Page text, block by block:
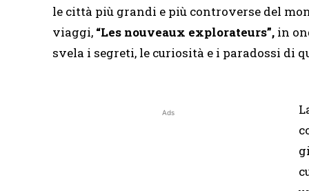
le città più grandi e più controverse del
viaggi, “Les nouveaux explorateurs”, in
svela i segreti, le curiosità e i paradossi di
Ads